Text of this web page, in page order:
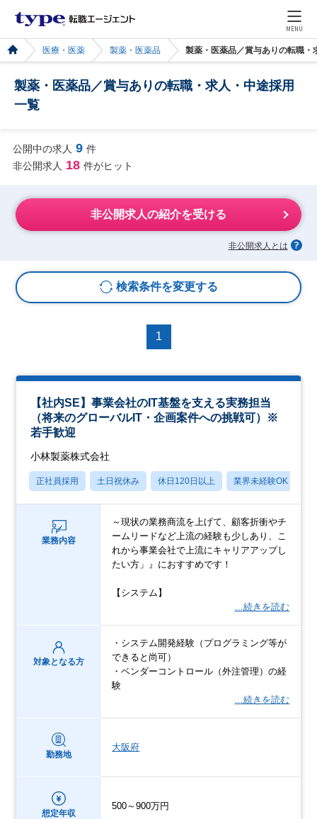
MENU
医療・医薬 製薬・医薬品 製薬・医薬品／賞与ありの転職・
製薬・医薬品／賞与ありの転職・求人・中途採用
一覧
公開中の求人 9 件
非公開求人 18 件がヒット
非公開求人の紹介を受ける
非公開求人とは
検索条件を変更する
1
【社内SE】事業会社のIT基盤を支える実務担当
（将来のグローバルIT・企画案件への挑戦可）※
若手歓迎
小林製薬株式会社
正社員採用 土日祝休み 休日120日以上 業界未経験OK
業務内容
～現状の業務商流を上げて、顧客折衝やチ
ームリードなど上流の経験も少しあり、こ
れから事業会社で上流にキャリアアップし
たい方」』におすすめです！
【システム】
…続きを読む
対象となる方
・システム開発経験（プログラミング等が
できると尚可）
・ベンダーコントロール（外注管理）の経
験
…続きを読む
勤務地
大阪府
想定年収
500～900万円